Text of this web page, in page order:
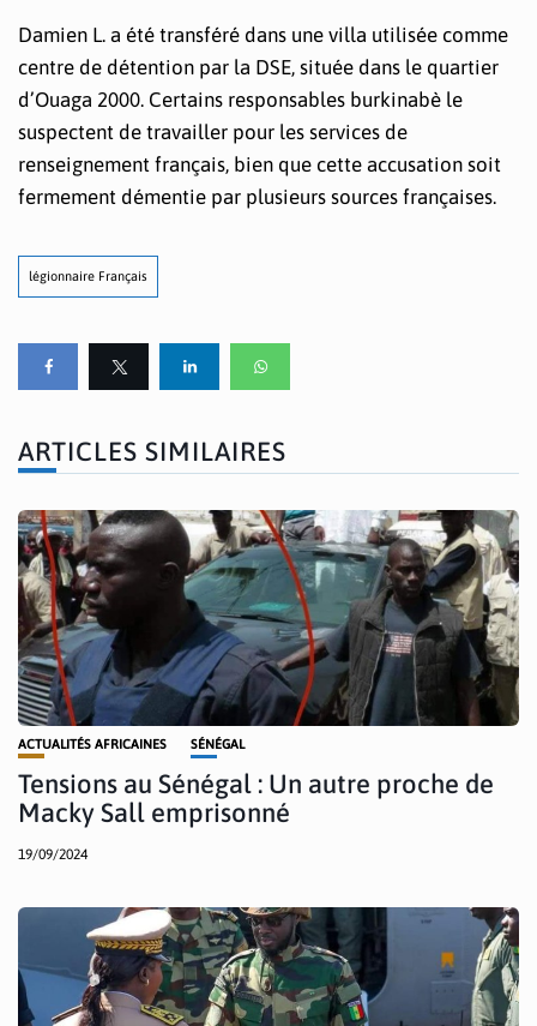
Damien L. a été transféré dans une villa utilisée comme
centre de détention par la DSE, située dans le quartier
d’Ouaga 2000. Certains responsables burkinabè le
suspectent de travailler pour les services de
renseignement français, bien que cette accusation soit
fermement démentie par plusieurs sources françaises.
légionnaire Français
ARTICLES SIMILAIRES
ACTUALITÉS AFRICAINES SÉNÉGAL
Tensions au Sénégal : Un autre proche de
Macky Sall emprisonné
19/09/2024